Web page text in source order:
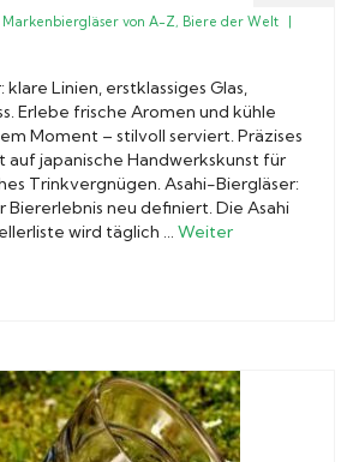
Markenbiergläser von A-Z, Biere der Welt
|
Linien, erstklassiges Glas,
Erlebe frische Aromen und kühle
Moment – stilvoll serviert. Präzises
japanische Handwerkskunst für
Trinkvergnügen. Asahi-Biergläser:
Biererlebnis neu definiert. Die Asahi
wird täglich … Weiter